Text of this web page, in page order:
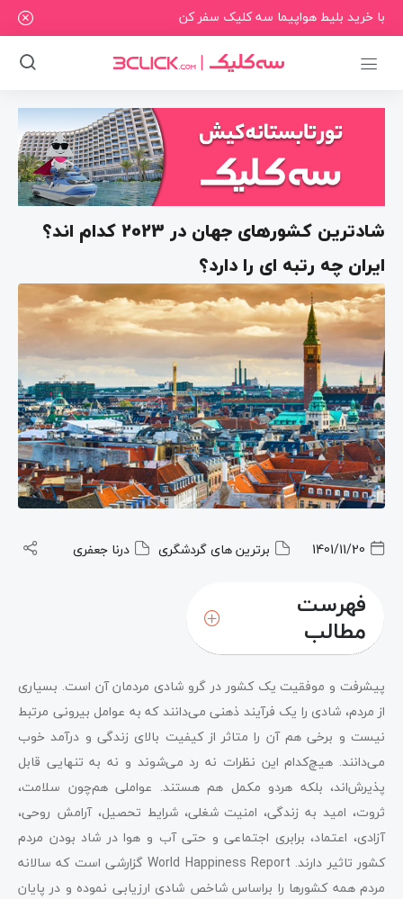
با خرید بلیط هواپیما سه کلیک سفر کن
شادترین کشورهای جهان در 2023 کدام اند؟
ایران چه رتبه ای را دارد؟
1401/11/20 برترین های گردشگری درنا جعفری
فهرست
مطالب
پیشرفت و موفقیت یک کشور در گرو شادی مردمان آن است. بسیاری
از مردم، شادی را یک فرآیند ذهنی می‌دانند که به عوامل بیرونی مرتبط
نیست و برخی هم آن را متاثر از کیفیت بالای زندگی و درآمد خوب
می‌دانند. هیچ‌کدام این نظرات نه رد می‌شوند و نه به تنهایی قابل
پذیرش‌اند، بلکه هردو مکمل هم هستند. عواملی هم‌چون سلامت،
ثروت، امید به زندگی، امنیت شغلی، شرایط تحصیل، آرامش روحی،
آزادی، اعتماد، برابری اجتماعی و حتی آب و هوا در شاد بودن مردم
کشور تاثیر دارند. World Happiness Report گزارشی است که سالانه
مردم همه کشورها را براساس شاخص شادی ارزیابی نموده و در پایان